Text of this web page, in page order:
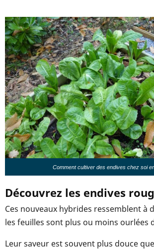
Comment cultiver des endives chez soi
Découvrez les endives
Ces nouveaux hybrides ressemblent à
les feuilles sont plus ou moins ourlées
Leur saveur est souvent plus douce